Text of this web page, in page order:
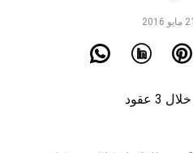
21 مايو 2016